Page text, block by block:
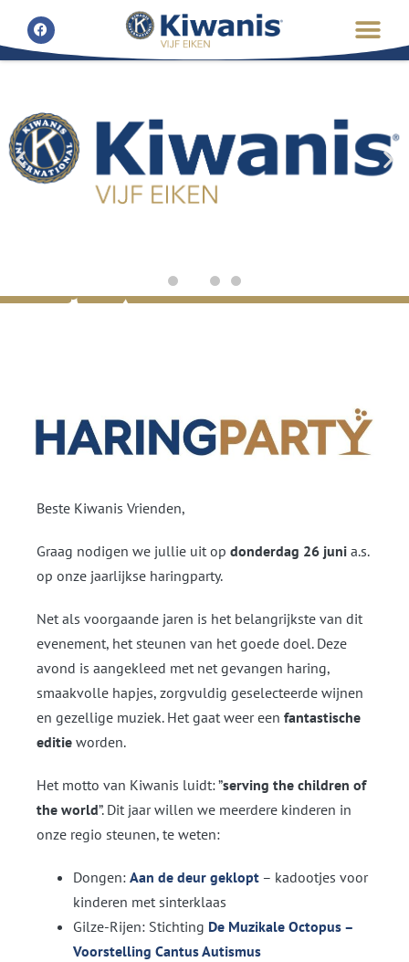
Beste Kiwanis Vrienden,
Graag nodigen we jullie uit op donderdag 26 juni a.s.
op onze jaarlijkse haringparty.
Net als voorgaande jaren is het belangrijkste van dit
evenement, het steunen van het goede doel. Deze
avond is aangekleed met net gevangen haring,
smaakvolle hapjes, zorgvuldig geselecteerde wijnen
en gezellige muziek. Het gaat weer een fantastische
editie worden.
Het motto van Kiwanis luidt: ”serving the children of
the world”. Dit jaar willen we meerdere kinderen in
onze regio steunen, te weten:
Dongen: Aan de deur geklopt – kadootjes voor
kinderen met sinterklaas
Gilze-Rijen: Stichting De Muzikale Octopus –
Voorstelling Cantus Autismus